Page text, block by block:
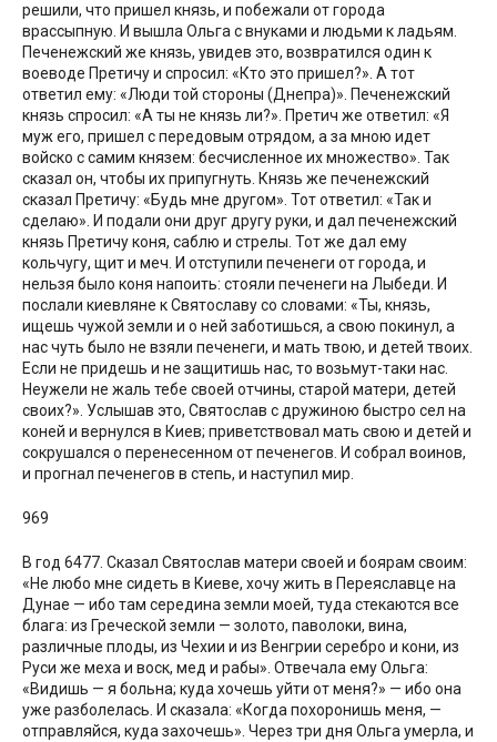
решили, что пришел князь, и побежали от города
врассыпную. И вышла Ольга с внуками и людьми к ладьям.
Печенежский же князь, увидев это, возвратился один к
воеводе Претичу и спросил: «Кто это пришел?». А тот
ответил ему: «Люди той стороны (Днепра)». Печенежский
князь спросил: «А ты не князь ли?». Претич же ответил: «Я
муж его, пришел с передовым отрядом, а за мною идет
войско с самим князем: бесчисленное их множество». Так
сказал он, чтобы их припугнуть. Князь же печенежский
сказал Претичу: «Будь мне другом». Тот ответил: «Так и
сделаю». И подали они друг другу руки, и дал печенежский
князь Претичу коня, саблю и стрелы. Тот же дал ему
кольчугу, щит и меч. И отступили печенеги от города, и
нельзя было коня напоить: стояли печенеги на Лыбеди. И
послали киевляне к Святославу со словами: «Ты, князь,
ищешь чужой земли и о ней заботишься, а свою покинул, а
нас чуть было не взяли печенеги, и мать твою, и детей твоих.
Если не придешь и не защитишь нас, то возьмут-таки нас.
Неужели не жаль тебе своей отчины, старой матери, детей
своих?». Услышав это, Святослав с дружиною быстро сел на
коней и вернулся в Киев; приветствовал мать свою и детей и
сокрушался о перенесенном от печенегов. И собрал воинов,
и прогнал печенегов в степь, и наступил мир.
969
В год 6477. Сказал Святослав матери своей и боярам своим:
«Не любо мне сидеть в Киеве, хочу жить в Переяславце на
Дунае — ибо там середина земли моей, туда стекаются все
блага: из Греческой земли — золото, паволоки, вина,
различные плоды, из Чехии и из Венгрии серебро и кони, из
Руси же меха и воск, мед и рабы». Отвечала ему Ольга:
«Видишь — я больна; куда хочешь уйти от меня?» — ибо она
уже разболелась. И сказала: «Когда похоронишь меня, —
отправляйся, куда захочешь». Через три дня Ольга умерла, и